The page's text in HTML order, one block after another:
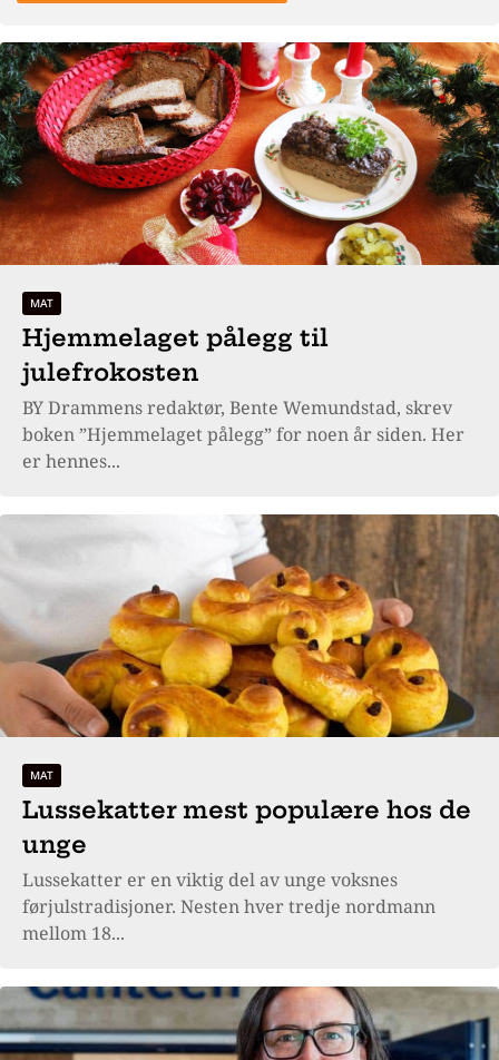
MAT
Hjemmelaget pålegg til
julefrokosten
BY Drammens redaktør, Bente Wemundstad, skrev
boken ”Hjemmelaget pålegg” for noen år siden. Her
er hennes...
MAT
Lussekatter mest populære hos de
unge
Lussekatter er en viktig del av unge voksnes
førjulstradisjoner. Nesten hver tredje nordmann
mellom 18...